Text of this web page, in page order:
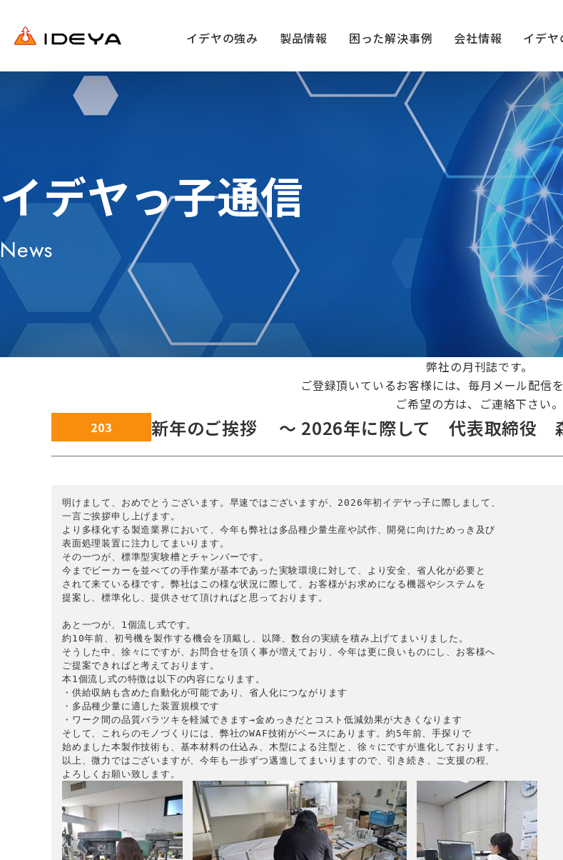
イデヤの強み 製品情報 困った解決事例 会社情報 イデヤ
イデヤっ子通信
News
弊社の月刊誌です。
ご登録頂いているお客様には、毎月メール配信を
ご希望の方は、ご連絡下さい。
203
新年のご挨拶 ～ 2026年に際して 代表取締役
明けまして、おめでとうございます。早速ではございますが、2026年初イデヤっ子に際しまして、
一言ご挨拶申し上げます。
より多様化する製造業界において、今年も弊社は多品種少量生産や試作、開発に向けためっき及び
表面処理装置に注力してまいります。
その一つが、標準型実験槽とチャンバーです。
今までビーカーを並べての手作業が基本であった実験環境に対して、より安全、省人化が必要と
されて来ている様です。弊社はこの様な状況に際して、お客様がお求めになる機器やシステムを
提案し、標準化し、提供させて頂ければと思っております。
あと一つが、1個流し式です。
約10年前、初号機を製作する機会を頂戴し、以降、数台の実績を積み上げてまいりました。
そうした中、徐々にですが、お問合せを頂く事が増えており、今年は更に良いものにし、お客様へ
ご提案できればと考えております。
本1個流し式の特徴は以下の内容になります。
・供給収納も含めた自動化が可能であり、省人化につながります
・多品種少量に適した装置規模です
・ワーク間の品質バラツキを軽減できます→金めっきだとコスト低減効果が大きくなります
そして、これらのモノづくりには、弊社のWAF技術がベースにあります。約5年前、手探りで
始めました本製作技術も、基本材料の仕込み、木型による注型と、徐々にですが進化しております。
以上、微力ではございますが、今年も一歩ずつ邁進してまいりますので、引き続き、ご支援の程、